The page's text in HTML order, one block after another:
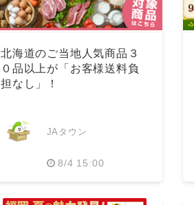
北海道のご当地人気商品３
０品以上が「お客様送料負
担なし」！
JAタウン
8/4 15:00